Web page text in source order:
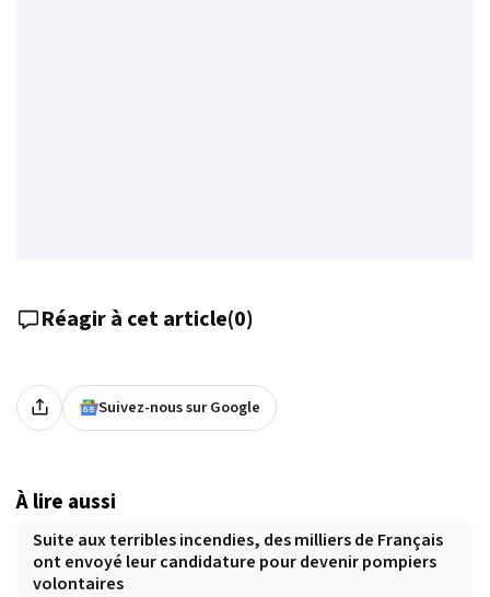
Réagir à cet article(0)
Suivez-nous sur Google
À lire aussi
Suite aux terribles incendies, des milliers de Français
ont envoyé leur candidature pour devenir pompiers
volontaires